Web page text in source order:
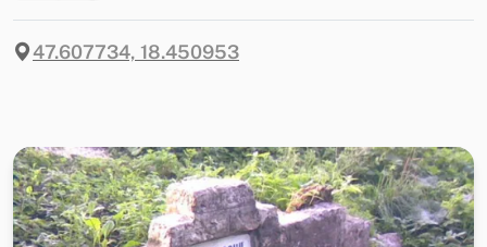
47.607734, 18.450953